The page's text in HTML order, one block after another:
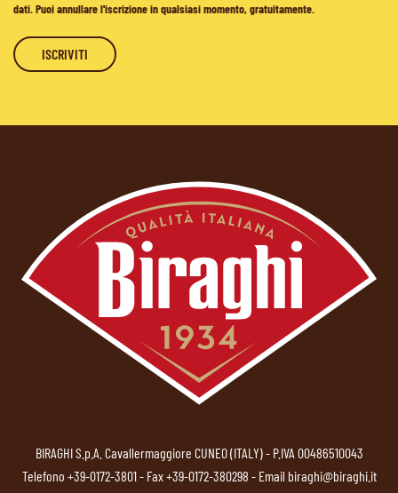
dati. Puoi annullare l'iscrizione in qualsiasi momento, gratuitamente.
BIRAGHI S.p.A. Cavallermaggiore CUNEO (ITALY) - P.IVA 00486510043
Telefono +39-0172-3801- Fax +39-0172-380298 - Email biraghi@biraghi.it